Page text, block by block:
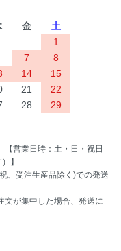
金
土
1
7
8
14
15
21
22
28
29
営業日時：土・日・祝日
】
、受注生産品除く)での発送
が集中した場合、発送に